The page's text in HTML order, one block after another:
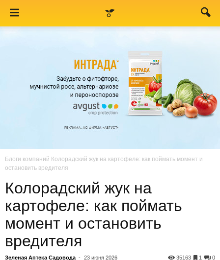
Блоги компаний Колорадский жук на картофеле: как поймать момент и
остановить вредителя
Колорадский жук на
картофеле: как поймать
момент и остановить
вредителя
Зеленая Аптека Садовода - 23 июня 2026 0
1
35163